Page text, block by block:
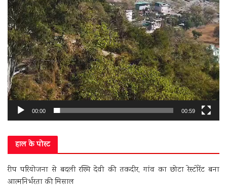
00:00 00:59
हाल के पोस्ट
रीप परियोजना से बदली रश्मि देवी की तकदीर, गांव का छोटा रेस्टोरेंट बना
आत्मनिर्भरता की मिसाल